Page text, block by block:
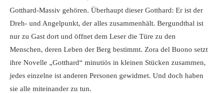
Gotthard-Massiv gehören. Überhaupt dieser Gotthard: Er ist der
Dreh- und Angelpunkt, der alles zusammenhält. Bergundthal ist
nur zu Gast dort und öffnet dem Leser die Türe zu den
Menschen, deren Leben der Berg bestimmt. Zora del Buono setzt
ihre Novelle „Gotthard“ minutiös in kleinen Stücken zusammen,
jedes einzelne ist anderen Personen gewidmet. Und doch haben
sie alle miteinander zu tun.